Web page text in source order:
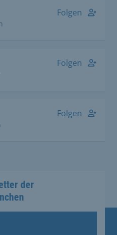
Folgen
Folgen
Folgen
der